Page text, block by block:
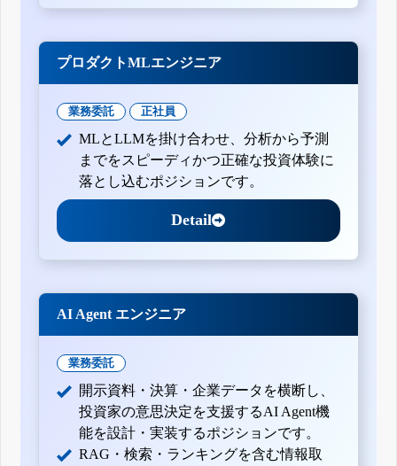
プロダクトMLエンジニア
業務委託 正社員
MLとLLMを掛け合わせ、分析から予測
までをスピーディかつ正確な投資体験に
落とし込むポジションです。
Detail
AI Agent エンジニア
業務委託
開示資料・決算・企業データを横断し、
投資家の意思決定を支援するAI Agent機
能を設計・実装するポジションです。
RAG・検索・ランキングを含む情報取